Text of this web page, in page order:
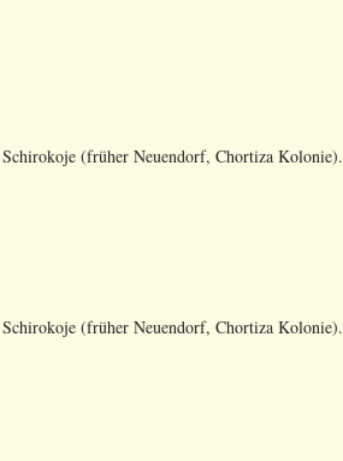
(früher Neuendorf, Chortiza
(früher Neuendorf, Chortiza